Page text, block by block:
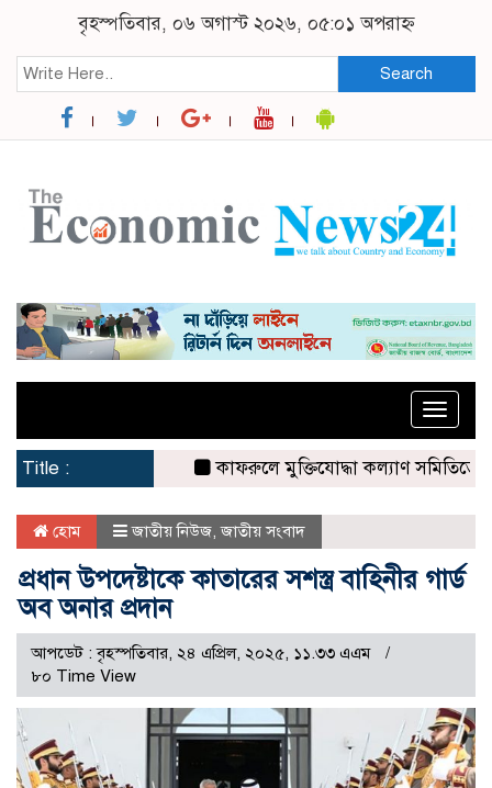
বৃহস্পতিবার, ০৬ অগাস্ট ২০২৬, ০৫:০১ অপরাহ্ন
Search
Toggle
Title :
কাফরুলে মুক্তিযোদ্ধা কল্যাণ সমিতিতে
হোম জাতীয় নিউজ ,জাতীয় সংবাদ
প্রধান উপদেষ্টাকে কাতারের সশস্ত্র বাহিনীর গার্ড
অব অনার প্রদান
আপডেট : বৃহস্পতিবার, ২৪ এপ্রিল, ২০২৫, ১১.৩৩ এএম
৮০ Time View